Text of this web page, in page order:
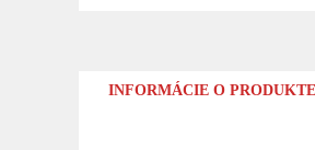
INFORMÁCIE O PRODUKTE